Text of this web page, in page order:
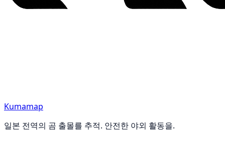
Kumamap
일본 전역의 곰 출몰를 추적. 안전한 야외 활동을.